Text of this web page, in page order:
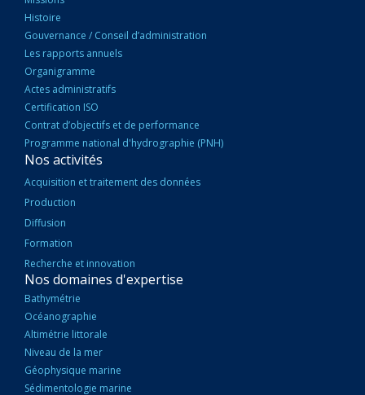
Histoire
Gouvernance / Conseil d’administration
Les rapports annuels
Organigramme
Actes administratifs
Certification ISO
Contrat d’objectifs et de performance
Programme national d'hydrographie (PNH)
Nos activités
Acquisition et traitement des données
Production
Diffusion
Formation
Recherche et innovation
Nos domaines d'expertise
Bathymétrie
Océanographie
Altimétrie littorale
Niveau de la mer
Géophysique marine
Sédimentologie marine